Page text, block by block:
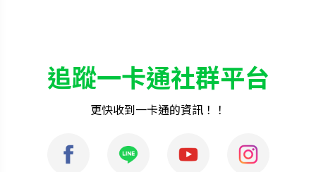
追蹤一卡通社群平台
更快收到一卡通的資訊！！